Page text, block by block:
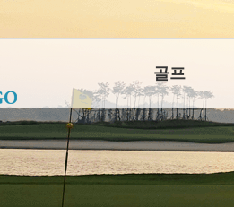
골프